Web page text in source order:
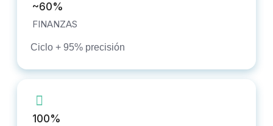
~60%
FINANZAS
Ciclo + 95% precisión
100%